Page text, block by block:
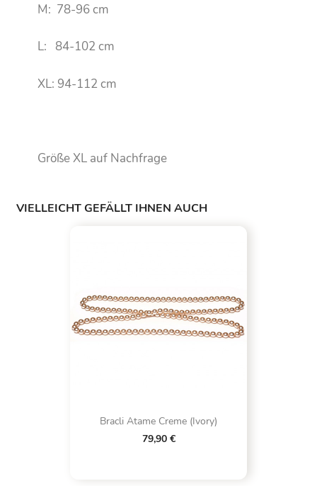
M: 78-96 cm
L: 84-102 cm
XL: 94-112 cm
Größe XL auf Nachfrage
VIELLEICHT GEFÄLLT IHNEN AUCH
Bracli Atame Creme (Ivory)
79,90 €